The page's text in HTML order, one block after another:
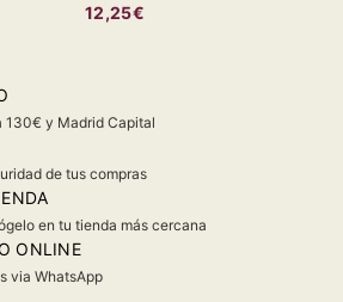
12,25€
130€ y Madrid Capital
de tus compras
en tu tienda más cercana
ONLINE
via WhatsApp